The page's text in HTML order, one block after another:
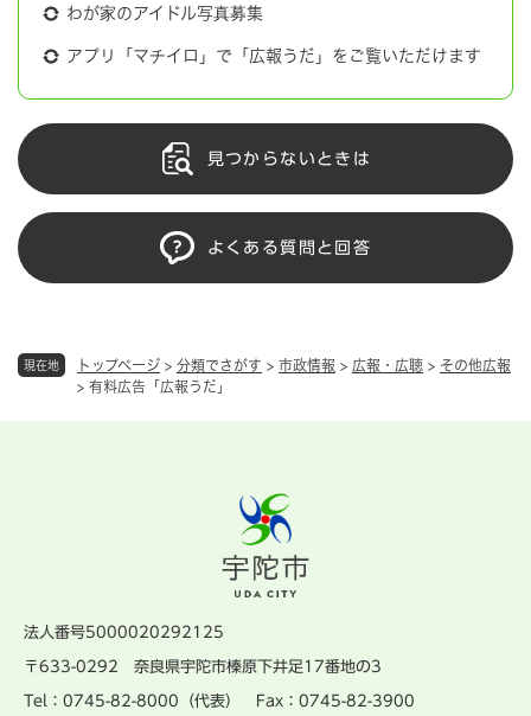
現在地 トップページ > 分類でさがす > 市政情報 > 広報・広聴 > その他広報
> 有料広告「広報うだ」
わが家のアイドル写真募集
アプリ「マチイロ」で「広報うだ」をご覧いただけます
見つからないときは
よくある質問と回答
法人番号5000020292125
〒633-0292 奈良県宇陀市榛原下井足17番地の3
Tel：0745-82-8000（代表） Fax：0745-82-3900